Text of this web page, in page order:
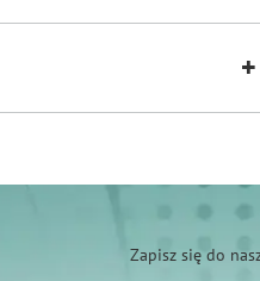
Zapisz się do